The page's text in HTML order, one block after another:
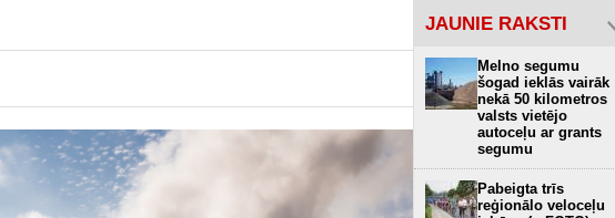
JAUNIE RAKSTI
Melno segumu
šogad ieklās vairāk
nekā 50 kilometros
valsts vietējo
autoceļu ar grants
segumu
Pabeigta trīs
reģionālo veloceļu